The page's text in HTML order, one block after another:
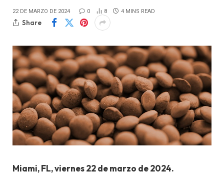
22 DE MARZO DE 2024 0 8 4 MINS READ
Share
Miami, FL, viernes 22 de marzo de 2024.